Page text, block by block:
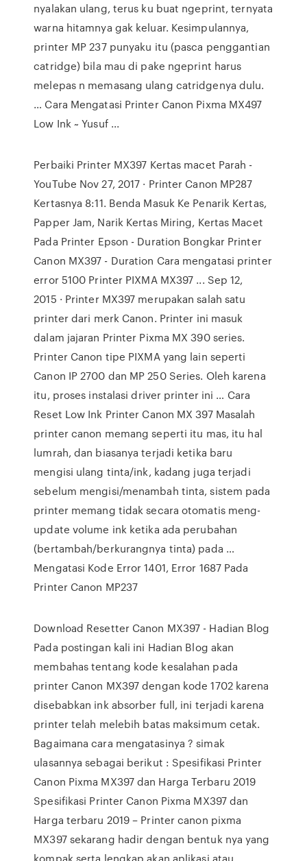
nyalakan ulang, terus ku buat ngeprint, ternyata
warna hitamnya gak keluar. Kesimpulannya,
printer MP 237 punyaku itu (pasca penggantian
catridge) bila mau di pake ngeprint harus
melepas n memasang ulang catridgenya dulu.
… Cara Mengatasi Printer Canon Pixma MX497
Low Ink ~ Yusuf ...
Perbaiki Printer MX397 Kertas macet Parah -
YouTube Nov 27, 2017 · Printer Canon MP287
Kertasnya 8:11. Benda Masuk Ke Penarik Kertas,
Papper Jam, Narik Kertas Miring, Kertas Macet
Pada Printer Epson - Duration Bongkar Printer
Canon MX397 - Duration Cara mengatasi printer
error 5100 Printer PIXMA MX397 ... Sep 12,
2015 · Printer MX397 merupakan salah satu
printer dari merk Canon. Printer ini masuk
dalam jajaran Printer Pixma MX 390 series.
Printer Canon tipe PIXMA yang lain seperti
Canon IP 2700 dan MP 250 Series. Oleh karena
itu, proses instalasi driver printer ini … Cara
Reset Low Ink Printer Canon MX 397 Masalah
printer canon memang seperti itu mas, itu hal
lumrah, dan biasanya terjadi ketika baru
mengisi ulang tinta/ink, kadang juga terjadi
sebelum mengisi/menambah tinta, sistem pada
printer memang tidak secara otomatis meng-
update volume ink ketika ada perubahan
(bertambah/berkurangnya tinta) pada …
Mengatasi Kode Error 1401, Error 1687 Pada
Printer Canon MP237
Download Resetter Canon MX397 - Hadian Blog
Pada postingan kali ini Hadian Blog akan
membahas tentang kode kesalahan pada
printer Canon MX397 dengan kode 1702 karena
disebabkan ink absorber full, ini terjadi karena
printer telah melebih batas maksimum cetak.
Bagaimana cara mengatasinya ? simak
ulasannya sebagai berikut : Spesifikasi Printer
Canon Pixma MX397 dan Harga Terbaru 2019
Spesifikasi Printer Canon Pixma MX397 dan
Harga terbaru 2019 – Printer canon pixma
MX397 sekarang hadir dengan bentuk nya yang
kompak serta lengkap akan aplikasi atau